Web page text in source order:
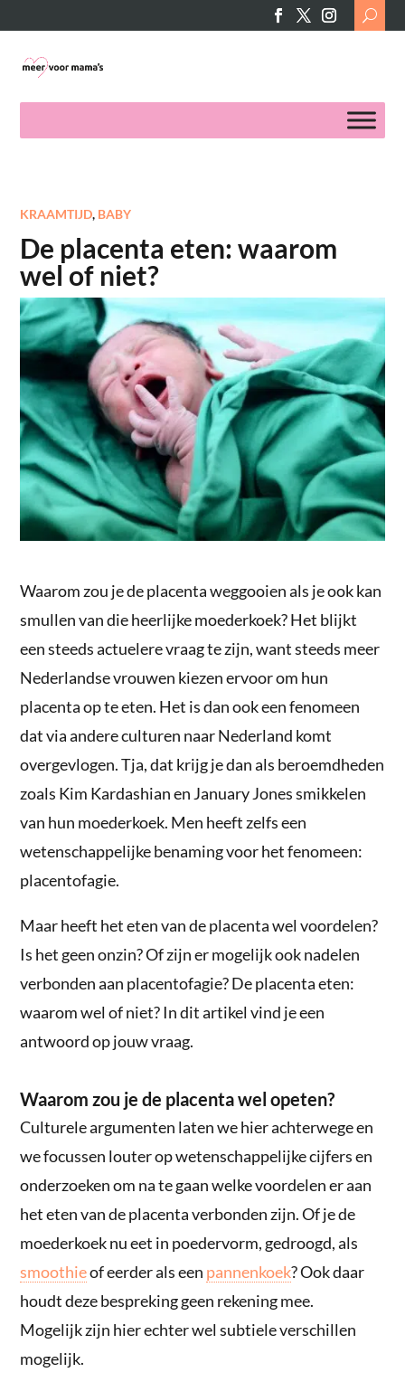
Search
for:
KRAAMTIJD, BABY
De placenta eten: waarom
wel of niet?
Waarom zou je de placenta weggooien als je ook kan
smullen van die heerlijke moederkoek? Het blijkt
een steeds actuelere vraag te zijn, want steeds meer
Nederlandse vrouwen kiezen ervoor om hun
placenta op te eten. Het is dan ook een fenomeen
dat via andere culturen naar Nederland komt
overgevlogen. Tja, dat krijg je dan als beroemdheden
zoals Kim Kardashian en January Jones smikkelen
van hun moederkoek. Men heeft zelfs een
wetenschappelijke benaming voor het fenomeen:
placentofagie.
Maar heeft het eten van de placenta wel voordelen?
Is het geen onzin? Of zijn er mogelijk ook nadelen
verbonden aan placentofagie? De placenta eten:
waarom wel of niet? In dit artikel vind je een
antwoord op jouw vraag.
Waarom zou je de placenta wel opeten?
Culturele argumenten laten we hier achterwege en
we focussen louter op wetenschappelijke cijfers en
onderzoeken om na te gaan welke voordelen er aan
het eten van de placenta verbonden zijn. Of je de
moederkoek nu eet in poedervorm, gedroogd, als
smoothieof eerder als een pannenkoek? Ook daar
houdt deze bespreking geen rekening mee.
Mogelijk zijn hier echter wel subtiele verschillen
mogelijk.